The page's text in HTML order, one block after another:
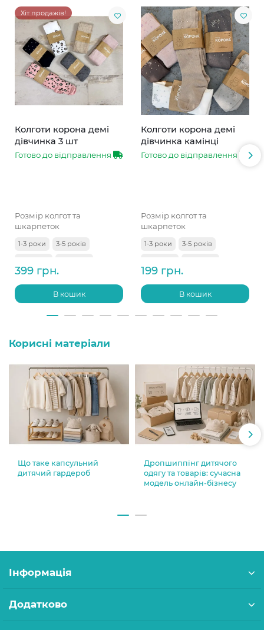
Хіт продажів!
Колготи корона демі
дівчинка 3 шт
Готово до відправлення
Розмір колгот та
шкарпеток
1-3 роки
3-5 років
9-11 років
399 грн.
В кошик
Колготи корона демі
дівчинка камінці
Готово до відправлення
Розмір колгот та
шкарпеток
1-3 роки
3-5 років
199 грн.
В кошик
Корисні матеріали
Що таке капсульний
дитячий гардероб
Дропшиппінг дитячого
одягу та товарів: сучасна
модель онлайн-бізнесу
Інформація
Додатково